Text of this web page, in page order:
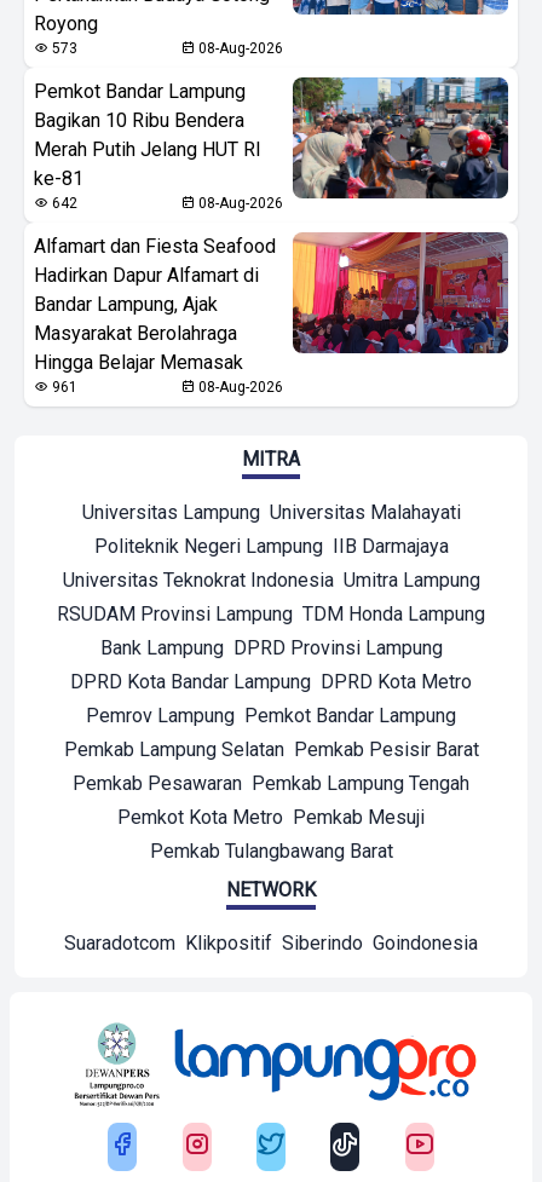
Royong
573 08-Aug-2026
Pemkot Bandar Lampung
Bagikan 10 Ribu Bendera
Merah Putih Jelang HUT RI
ke-81
642 08-Aug-2026
Alfamart dan Fiesta Seafood
Hadirkan Dapur Alfamart di
Bandar Lampung, Ajak
Masyarakat Berolahraga
Hingga Belajar Memasak
961 08-Aug-2026
MITRA
Universitas Lampung Universitas Malahayati
Politeknik Negeri Lampung IIB Darmajaya
Universitas Teknokrat Indonesia Umitra Lampung
RSUDAM Provinsi Lampung TDM Honda Lampung
Bank Lampung DPRD Provinsi Lampung
DPRD Kota Bandar Lampung DPRD Kota Metro
Pemrov Lampung Pemkot Bandar Lampung
Pemkab Lampung Selatan Pemkab Pesisir Barat
Pemkab Pesawaran Pemkab Lampung Tengah
Pemkot Kota Metro Pemkab Mesuji
Pemkab Tulangbawang Barat
NETWORK
Suaradotcom Klikpositif Siberindo Goindonesia